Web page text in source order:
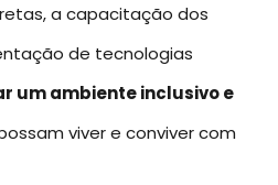
a capacitação dos
de tecnologias
um ambiente inclusivo e
viver e conviver com